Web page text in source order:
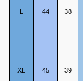
L 44 38
XL 45 39